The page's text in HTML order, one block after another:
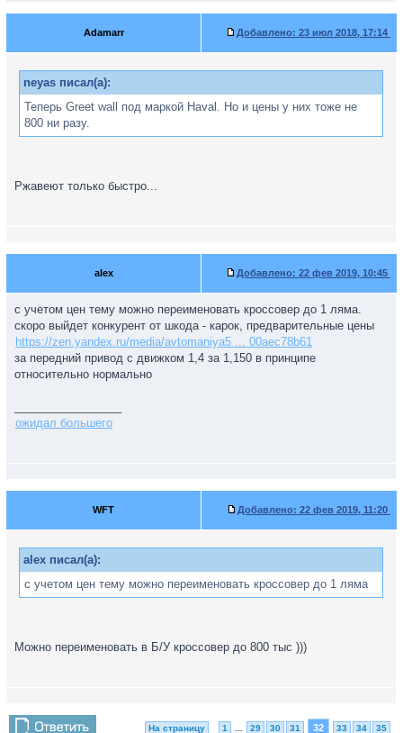
Adamarr Добавлено: 23 июл 2018, 17:14
neyas писал(а):
Теперь Greet wall под маркой Haval. Но и цены у них тоже не
800 ни разу.
Ржавеют только быстро...
alex Добавлено: 22 фев 2019, 10:45
с учетом цен тему можно переименовать кроссовер до 1 ляма.
скоро выйдет конкурент от шкода - карок, предварительные цены
https://zen.yandex.ru/media/avtomaniya5 ... 00aec78b61
за передний привод с движком 1,4 за 1,150 в принципе
относительно нормально
ожидал большего
WFT Добавлено: 22 фев 2019, 11:20
alex писал(а):
с учетом цен тему можно переименовать кроссовер до 1 ляма
Можно переименовать в Б/У кроссовер до 800 тыс )))
На страницу 1 29 30 31 32 33 34 35